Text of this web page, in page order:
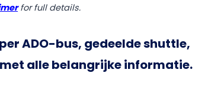
for full details.
ADO-bus, gedeelde shuttle,
alle belangrijke informatie.